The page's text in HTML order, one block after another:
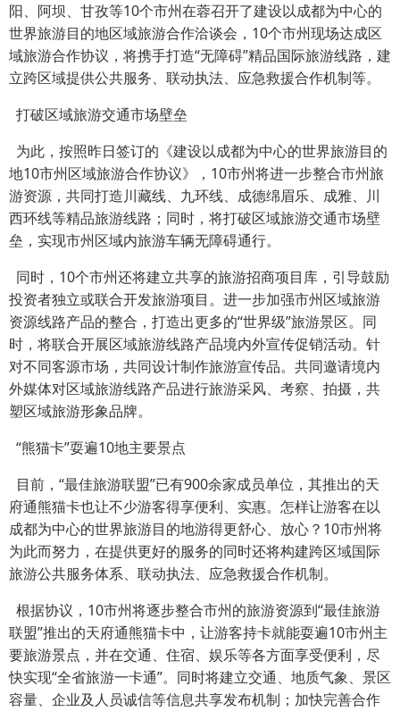
阳、阿坝、甘孜等10个市州在蓉召开了建设以成都为中心的
世界旅游目的地区域旅游合作洽谈会，10个市州现场达成区
域旅游合作协议，将携手打造“无障碍”精品国际旅游线路，建
立跨区域提供公共服务、联动执法、应急救援合作机制等。
打破区域旅游交通市场壁垒
为此，按照昨日签订的《建设以成都为中心的世界旅游目的
地10市州区域旅游合作协议》，10市州将进一步整合市州旅
游资源，共同打造川藏线、九环线、成德绵眉乐、成雅、川
西环线等精品旅游线路；同时，将打破区域旅游交通市场壁
垒，实现市州区域内旅游车辆无障碍通行。
同时，10个市州还将建立共享的旅游招商项目库，引导鼓励
投资者独立或联合开发旅游项目。进一步加强市州区域旅游
资源线路产品的整合，打造出更多的“世界级”旅游景区。同
时，将联合开展区域旅游线路产品境内外宣传促销活动。针
对不同客源市场，共同设计制作旅游宣传品。共同邀请境内
外媒体对区域旅游线路产品进行旅游采风、考察、拍摄，共
塑区域旅游形象品牌。
“熊猫卡”耍遍10地主要景点
目前，“最佳旅游联盟”已有900余家成员单位，其推出的天
府通熊猫卡也让不少游客得享便利、实惠。怎样让游客在以
成都为中心的世界旅游目的地游得更舒心、放心？10市州将
为此而努力，在提供更好的服务的同时还将构建跨区域国际
旅游公共服务体系、联动执法、应急救援合作机制。
根据协议，10市州将逐步整合市州的旅游资源到“最佳旅游
联盟”推出的天府通熊猫卡中，让游客持卡就能耍遍10市州主
要旅游景点，并在交通、住宿、娱乐等各方面享受便利，尽
快实现“全省旅游一卡通”。同时将建立交通、地质气象、景区
容量、企业及人员诚信等信息共享发布机制；加快完善合作